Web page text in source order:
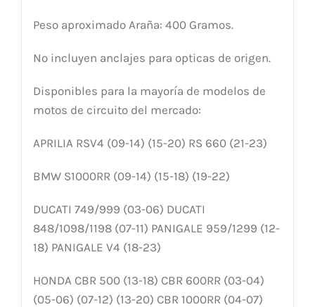
Peso aproximado Araña: 400 Gramos.
No incluyen anclajes para opticas de origen.
Disponibles para la mayoría de modelos de
motos de circuito del mercado:
APRILIA RSV4 (09-14) (15-20) RS 660 (21-23)
BMW S1000RR (09-14) (15-18) (19-22)
DUCATI 749/999 (03-06) DUCATI
848/1098/1198 (07-11) PANIGALE 959/1299 (12-
18) PANIGALE V4 (18-23)
HONDA CBR 500 (13-18) CBR 600RR (03-04)
(05-06) (07-12) (13-20) CBR 1000RR (04-07)